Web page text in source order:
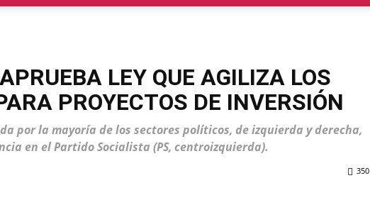
LEY QUE AGILIZA LOS
PROYECTOS DE INVERSIÓN
por la mayoría de los sectores políticos, de izquierda y derecha,
en el Partido Socialista (PS, centroizquierda).
350